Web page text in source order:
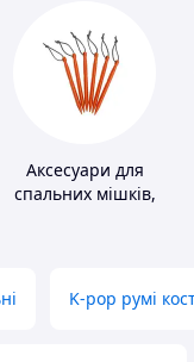
Аксесуари для
спальних мішків,
K-pop румі